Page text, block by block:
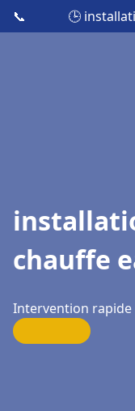
📞 🕒
chauffe
Intervention rapide